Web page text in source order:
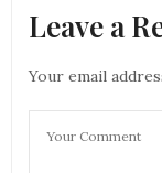
Leave a
Your email